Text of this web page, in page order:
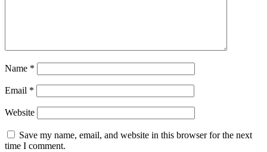
Name *
Email *
Website
Save my name, email, and website in this browser for the next
time I comment.